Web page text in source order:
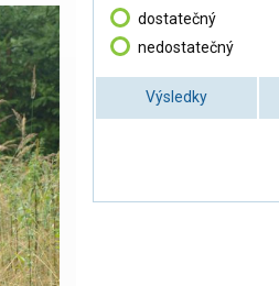
dostatečný
nedostatečný
Výsledky